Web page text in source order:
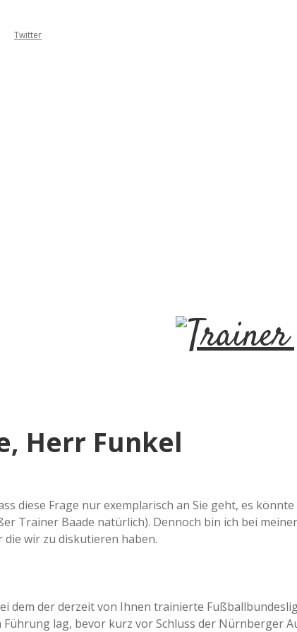
Twitter
T
a
i
n
Herr Funkel
diese Frage nur exemplarisch an Sie geht, es
Trainer Baade natürlich). Dennoch bin ich bei
wir zu diskutieren haben.
dem der derzeit von Ihnen trainierte
lag, bevor kurz vor Schluss der Nürnberger